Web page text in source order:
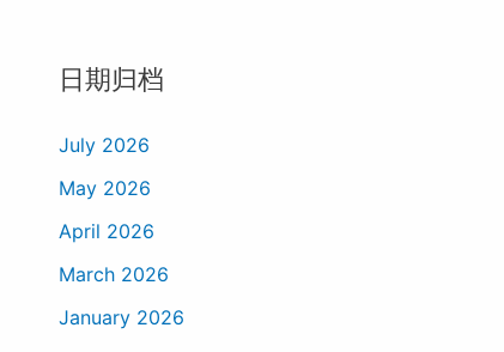
日期归档
July 2026
May 2026
April 2026
March 2026
January 2026